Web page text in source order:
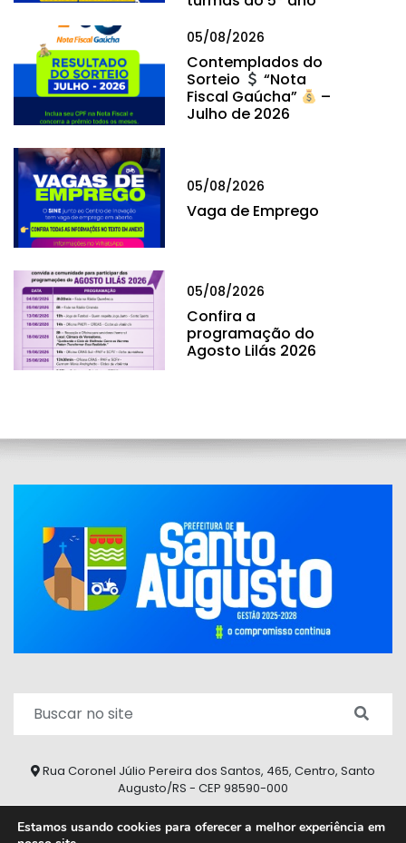
05/08/2026
Contemplados do
Sorteio
“Nota
Fiscal Gaúcha”
–
Julho de 2026
05/08/2026
Vaga de Emprego
05/08/2026
Confira a
programação do
Agosto Lilás 2026
Rua Coronel Júlio Pereira dos Santos, 465, Centro, Santo
Augusto/RS - CEP 98590-000
Estamos usando cookies para oferecer a melhor experiência em